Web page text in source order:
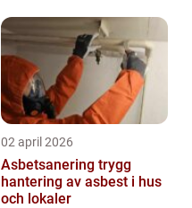
02 april 2026
Asbetsanering trygg
hantering av asbest i hus
och lokaler